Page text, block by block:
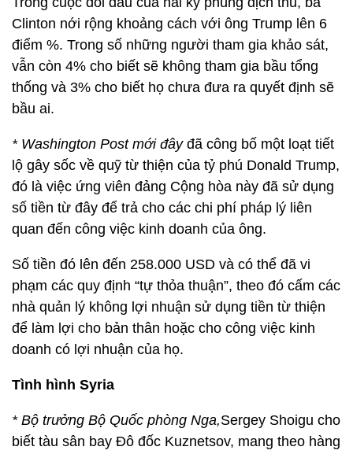
Clinton nới rộng khoảng cách với ông Trump lên 6
điểm %. Trong số những người tham gia khảo sát,
vẫn còn 4% cho biết sẽ không tham gia bầu tổng
thống và 3% cho biết họ chưa đưa ra quyết định sẽ
bầu ai.
* Washington Post mới đâyđã công bố một loạt tiết
lộ gây sốc về quỹ từ thiện của tỷ phú Donald Trump,
đó là việc ứng viên đảng Cộng hòa này đã sử dụng
số tiền từ đây để trả cho các chi phí pháp lý liên
quan đến công việc kinh doanh của ông.
Số tiền đó lên đến 258.000 USD và có thể đã vi
phạm các quy định “tự thỏa thuận”, theo đó cấm các
nhà quản lý không lợi nhuận sử dụng tiền từ thiện
để làm lợi cho bản thân hoặc cho công việc kinh
doanh có lợi nhuận của họ.
Tình hình Syria
* Bộ trưởng Bộ Quốc phòng Nga,Sergey Shoigu cho
biết tàu sân bay Đô đốc Kuznetsov, mang theo hàng